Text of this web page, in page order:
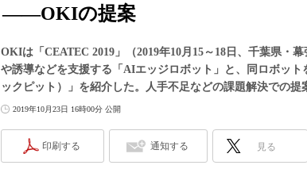
日本も
産業
――OKIの提案
OKIは「CEATEC 2019」（2019年10月15～18日、千葉県・
や誘導などを支援する「AIエッジロボット」と、同ロボッ
ックピット）」を紹介した。人手不足などの課題解決での提
2019年10月23日 16時00分 公開
印刷する 通知する 見る